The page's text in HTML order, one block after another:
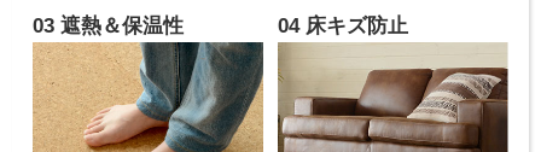
03 遮熱＆保温性 04 床キズ防止